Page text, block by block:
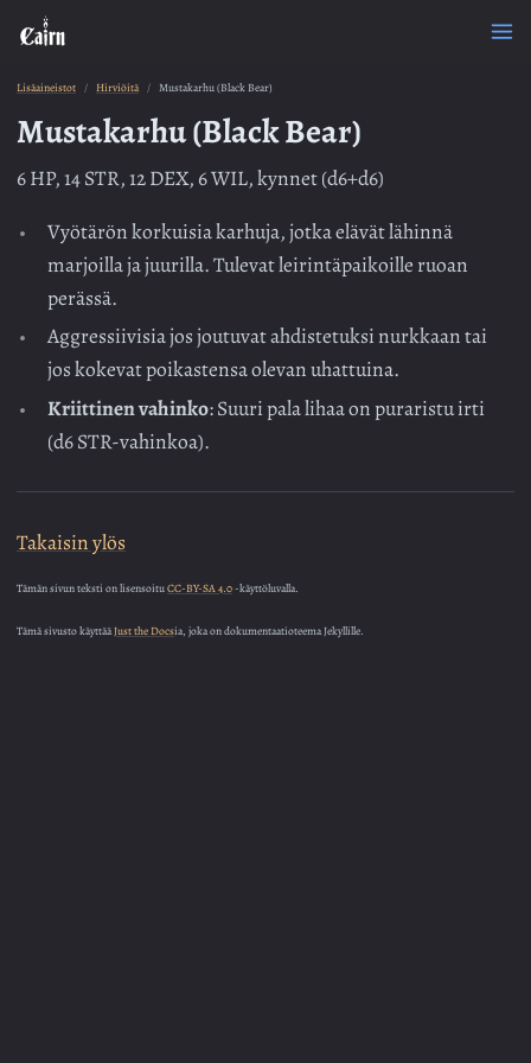
Lisäaineistot Hirviöitä Mustakarhu (Black Bear)
Mustakarhu (Black Bear)
6 HP, 14 STR, 12 DEX, 6 WIL, kynnet (d6+d6)
Vyötärön korkuisia karhuja, jotka elävät lähinnä
marjoilla ja juurilla. Tulevat leirintäpaikoille ruoan
perässä.
Aggressiivisia jos joutuvat ahdistetuksi nurkkaan tai
jos kokevat poikastensa olevan uhattuina.
Kriittinen vahinko: Suuri pala lihaa on puraristu irti
(d6 STR-vahinkoa).
Takaisin ylös
Tämän sivun teksti on lisensoituCC-BY-SA 4.0-käyttöluvalla.
Tämä sivusto käyttääJust the Docsia, joka on dokumentaatioteema Jekyllille.